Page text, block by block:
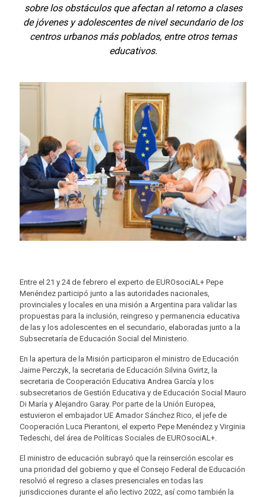
sobre los obstáculos que afectan al retorno a clases
de jóvenes y adolescentes de nivel secundario de los
centros urbanos más poblados, entre otros temas
educativos.
Entre el 21 y 24 de febrero el experto de EUROsociAL+ Pepe
Menéndez participó junto a las autoridades nacionales,
provinciales y locales en una misión a Argentina para validar las
propuestas para la inclusión, reingreso y permanencia educativa
de las y los adolescentes en el secundario, elaboradas junto a la
Subsecretaría de Educación Social del Ministerio.
En la apertura de la Misión participaron el ministro de Educación
Jaime Perczyk, la secretaria de Educación Silvina Gvirtz, la
secretaria de Cooperación Educativa Andrea García y los
subsecretarios de Gestión Educativa y de Educación Social Mauro
Di María y Alejandro Garay. Por parte de la Unión Europea,
estuvieron el embajador UE Amador Sánchez Rico, el jefe de
Cooperación Luca Pierantoni, el experto Pepe Menéndez y Virginia
Tedeschi, del área de Políticas Sociales de EUROsociAL+.
El ministro de educación subrayó que la reinserción escolar es
una prioridad del gobierno y que el Consejo Federal de Educación
resolvió el regreso a clases presenciales en todas las
jurisdicciones durante el año lectivo 2022, así como también la